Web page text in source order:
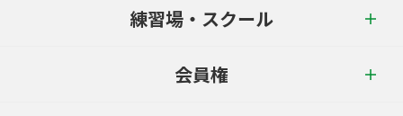
練習場・スクール
会員権